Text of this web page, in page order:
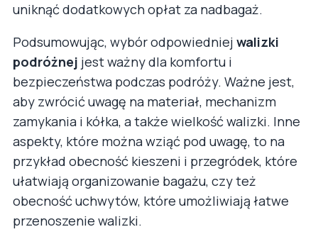
uniknąć dodatkowych opłat za nadbagaż.
Podsumowując, wybór odpowiedniej walizki
podróżnej jest ważny dla komfortu i
bezpieczeństwa podczas podróży. Ważne jest,
aby zwrócić uwagę na materiał, mechanizm
zamykania i kółka, a także wielkość walizki. Inne
aspekty, które można wziąć pod uwagę, to na
przykład obecność kieszeni i przegródek, które
ułatwiają organizowanie bagażu, czy też
obecność uchwytów, które umożliwiają łatwe
przenoszenie walizki.